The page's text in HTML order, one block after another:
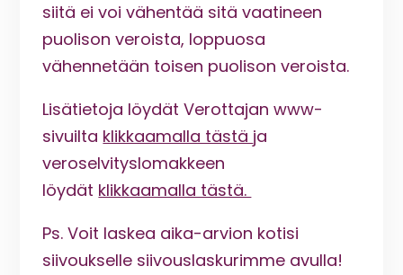
siitä ei voi vähentää sitä vaatineen
puolison veroista, loppuosa
vähennetään toisen puolison veroista.
Lisätietoja löydät Verottajan www-
sivuilta klikkaamalla tästä ja
veroselvityslomakkeen
löydät klikkaamalla tästä.
Ps. Voit laskea aika-arvion kotisi
siivoukselle siivouslaskurimme avulla!